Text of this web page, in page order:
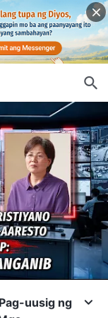
uusig ng